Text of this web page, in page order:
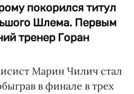
покорился титул
Шлема. Первым
тренер Горан
Марин Чилич стал
в финале в трех